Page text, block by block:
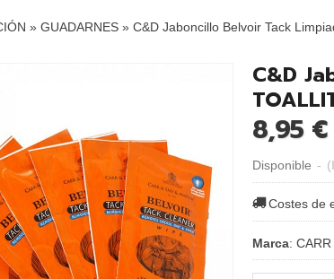
» GUADARNES» C&D Jaboncillo Belvoir Tack
C&D
8,95 €
Disponible -
Costes de
Marca: CARR